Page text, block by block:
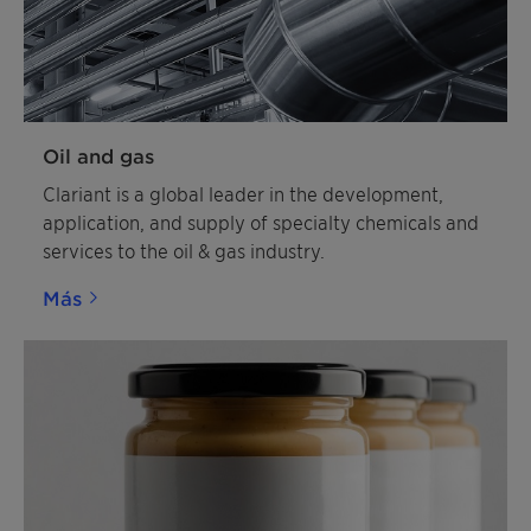
Oil and gas
Clariant is a global leader in the development,
application, and supply of specialty chemicals and
services to the oil & gas industry.
Más